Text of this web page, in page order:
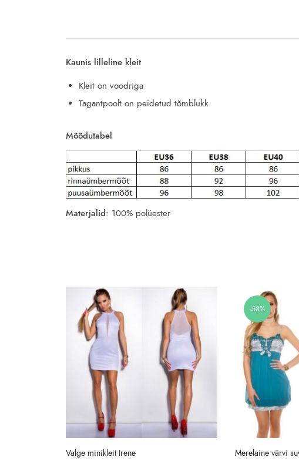
Kaunis lilleline kleit
Kleit on voodriga
Tagantpoolt on peidetud tõmblukk
Mõõdutabel
Materjalid: 100% polüester
Valge minikleit Irene
-58%
Merelaine värvi